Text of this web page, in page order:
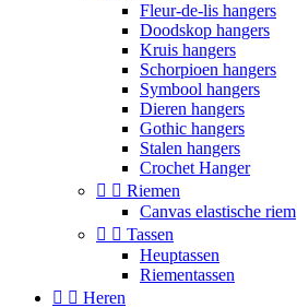
Fleur-de-lis hangers
Doodskop hangers
Kruis hangers
Schorpioen hangers
Symbool hangers
Dieren hangers
Gothic hangers
Stalen hangers
Crochet Hanger
  Riemen
Canvas elastische riem
  Tassen
Heuptassen
Riementassen
  Heren